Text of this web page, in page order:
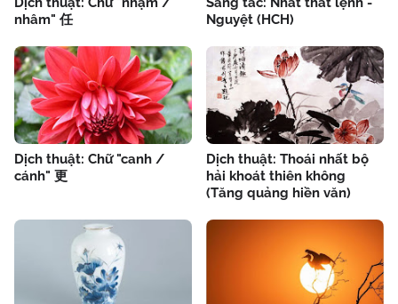
nhâm" 任
Nguyệt (HCH)
Dịch thuật: Chữ "canh /
cánh" 更
Dịch thuật: Thoái nhất bộ
hải khoát thiên không
(Tăng quảng hiền văn)